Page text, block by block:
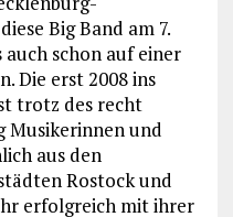
Big Band am 7.
schon auf einer
Die erst 2008 ins
trotz des recht
Musikerinnen und
aus den
Rostock und
erfolgreich mit ihrer